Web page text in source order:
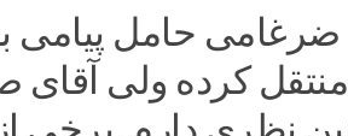
حامل پیامی
کرده ولی آقای